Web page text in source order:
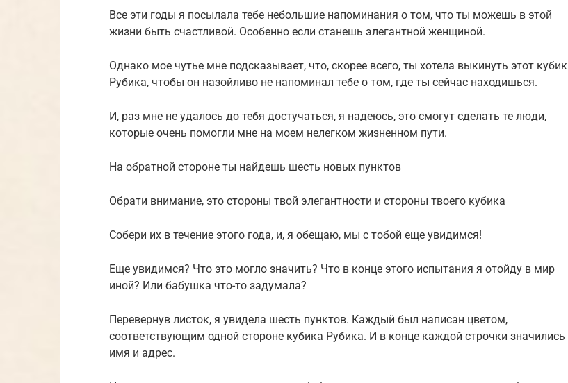
Все эти годы я посылала тебе небольшие напоминания о том, что ты можешь в этой
жизни быть счастливой. Особенно если станешь элегантной женщиной.
Однако мое чутье мне подсказывает, что, скорее всего, ты хотела выкинуть этот кубик
Рубика, чтобы он назойливо не напоминал тебе о том, где ты сейчас находишься.
И, раз мне не удалось до тебя достучаться, я надеюсь, это смогут сделать те люди,
которые очень помогли мне на моем нелегком жизненном пути.
На обратной стороне ты найдешь шесть новых пунктов
Обрати внимание, это стороны твой элегантности и стороны твоего кубика
Собери их в течение этого года, и, я обещаю, мы с тобой еще увидимся!
Еще увидимся? Что это могло значить? Что в конце этого испытания я отойду в мир
иной? Или бабушка что-то задумала?
Перевернув листок, я увидела шесть пунктов. Каждый был написан цветом,
соответствующим одной стороне кубика Рубика. И в конце каждой строчки значились
имя и адрес.